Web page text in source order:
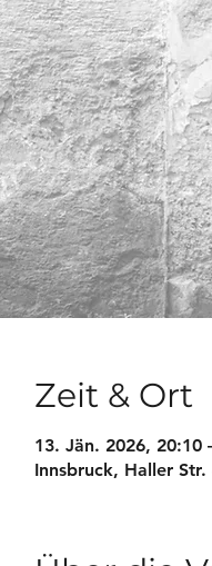
Zeit & Ort
13. Jän. 2026, 20:10
Innsbruck, Haller